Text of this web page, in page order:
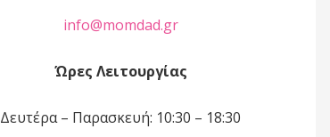
info@momdad.gr
Ώρες Λειτουργίας
Δευτέρα – Παρασκευή: 10:30 – 18:30